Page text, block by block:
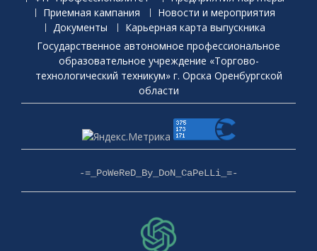
Приемная кaмпания
Новости и мероприятия
Документы
Карьерная карта выпускника
Государственное автономное профессиональное
образовательное учреждение «Торгово-
технологический техникум» г. Орска Оренбургской
области
-=_PoWeReD_By_DoN_CaPeLLi_=-